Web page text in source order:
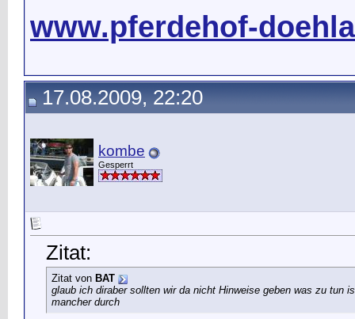
www.pferdehof-
17.08.2009, 22:20
kombe
Gesperrt
Zitat:
Zitat von BAT
glaub ich diraber sollten wir da nicht Hinweise geben was zu tun
mancher durch